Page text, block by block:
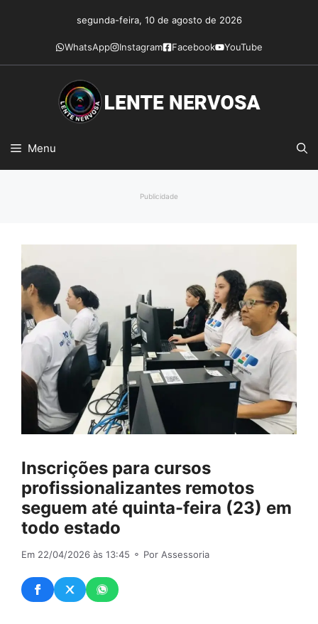
conteúdo
segunda-feira, 10 de agosto de 2026
WhatsApp Instagram Facebook YouTube
Menu
Publicidade
Inscrições para cursos
profissionalizantes remotos
seguem até quinta-feira (23) em
todo estado
Em 22/04/2026 às 13:45 ⚬ Por Assessoria